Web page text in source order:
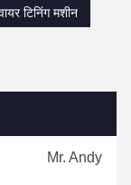
टिनिंग मशीन
Mr. Andy